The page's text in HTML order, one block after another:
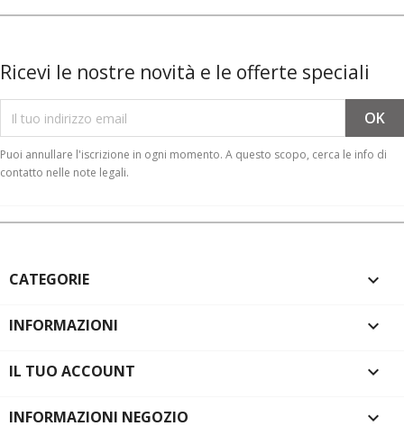
Ricevi le nostre novità e le offerte speciali
Puoi annullare l'iscrizione in ogni momento. A questo scopo, cerca le info di
contatto nelle note legali.
CATEGORIE 
INFORMAZIONI 
IL TUO ACCOUNT 
INFORMAZIONI NEGOZIO keyboard_arrow_down